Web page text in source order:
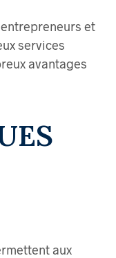
et
services
avantages
aux